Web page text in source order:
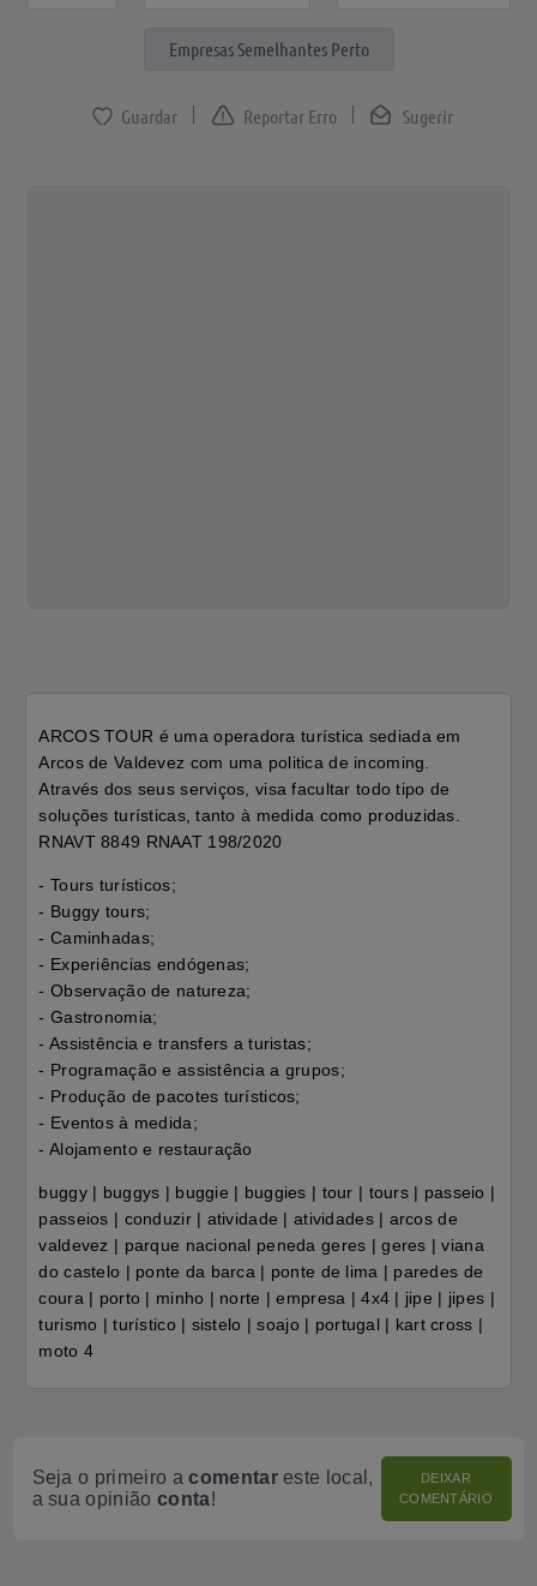
Empresas Semelhantes Perto
Sugerir
Reportar Erro
ARCOS TOUR é uma operadora turística sediada em
Arcos de Valdevez com uma politica de incoming.
Através dos seus serviços, visa facultar todo tipo de
soluções turísticas, tanto à medida como produzidas.
RNAVT 8849 RNAAT 198/2020
- Tours turísticos;
- Buggy tours;
- Caminhadas;
- Experiências endógenas;
- Observação de natureza;
- Gastronomia;
- Assistência e transfers a turistas;
- Programação e assistência a grupos;
- Produção de pacotes turísticos;
- Eventos à medida;
- Alojamento e restauração
buggy | buggys | buggie | buggies | tour | tours | passeio |
passeios | conduzir | atividade | atividades | arcos de
valdevez | parque nacional peneda geres | geres | viana
do castelo | ponte da barca | ponte de lima | paredes de
coura | porto | minho | norte | empresa | 4x4 | jipe | jipes |
turismo | turístico | sistelo | soajo | portugal | kart cross |
moto 4
Seja o primeiro acomentareste local,
a sua opinião conta!
DEIXAR
COMENTÁRIO